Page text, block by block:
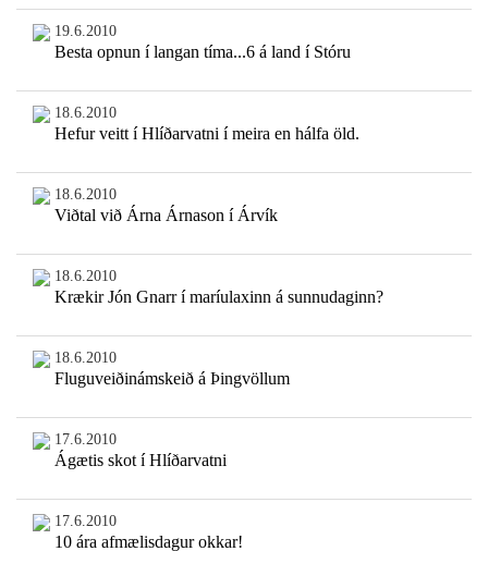
19.6.2010
Besta opnun í langan tíma...6 á land í Stóru
18.6.2010
Hefur veitt í Hlíðarvatni í meira en hálfa öld.
18.6.2010
Viðtal við Árna Árnason í Árvík
18.6.2010
Krækir Jón Gnarr í maríulaxinn á sunnudaginn?
18.6.2010
Fluguveiðinámskeið á Þingvöllum
17.6.2010
Ágætis skot í Hlíðarvatni
17.6.2010
10 ára afmælisdagur okkar!